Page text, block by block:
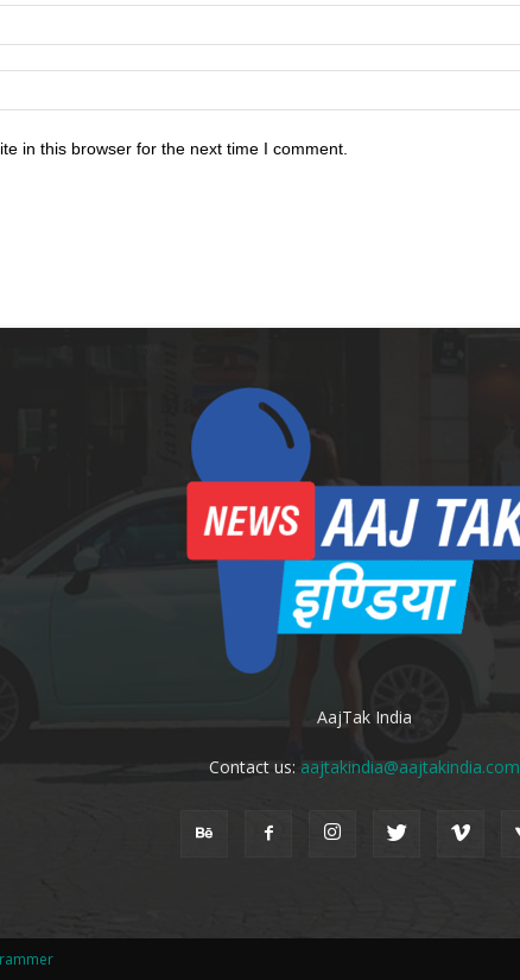
in this browser for the next time I comment.
AajTak India
Contact us: aajtakindia@aajtakindia.com